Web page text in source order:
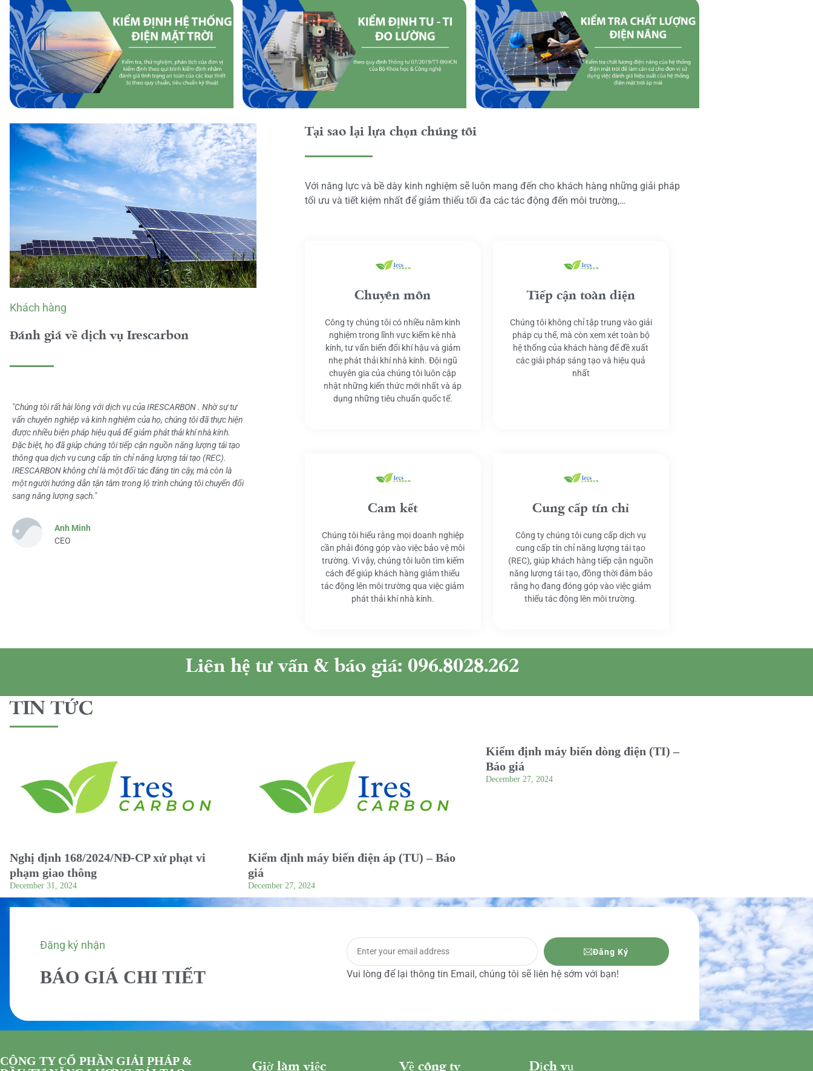
Khách hàng
Đánh giá về dịch vụ Irescarbon
"Chúng tôi rất hài lòng với dịch vụ của IRESCARBON . Nhờ sự tư
vấn chuyên nghiệp và kinh nghiệm của họ, chúng tôi đã thực hiện
được nhiều biện pháp hiệu quả để giảm phát thải khí nhà kính.
Đặc biệt, họ đã giúp chúng tôi tiếp cận nguồn năng lượng tái tạo
thông qua dịch vụ cung cấp tín chỉ năng lượng tái tạo (REC).
IRESCARBON không chỉ là một đối tác đáng tin cậy, mà còn là
một người hướng dẫn tận tâm trong lộ trình chúng tôi chuyển đổi
sang năng lượng sạch."
Anh Minh
CEO
Tại sao lại lựa chọn chúng tôi
Với năng lực và bề dày kinh nghiệm sẽ luôn mang đến cho khách hàng những giải pháp
tối ưu và tiết kiệm nhất để giảm thiểu tối đa các tác động đến môi trường,…
Chuyên môn
Công ty chúng tôi có nhiều năm kinh
nghiệm trong lĩnh vực kiểm kê nhà
kính, tư vấn biến đổi khí hậu và giảm
nhẹ phát thải khí nhà kính. Đội ngũ
chuyên gia của chúng tôi luôn cập
nhật những kiến thức mới nhất và áp
dụng những tiêu chuẩn quốc tế.
Tiếp cận toàn diện
Chúng tôi không chỉ tập trung vào giải
pháp cụ thể, mà còn xem xét toàn bộ
hệ thống của khách hàng để đề xuất
các giải pháp sáng tạo và hiệu quả
nhất
Cam kết
Chúng tôi hiểu rằng mọi doanh nghiệp
cần phải đóng góp vào việc bảo vệ môi
trường. Vì vậy, chúng tôi luôn tìm kiếm
cách để giúp khách hàng giảm thiểu
tác động lên môi trường qua việc giảm
phát thải khí nhà kính.
Cung cấp tín chỉ
Công ty chúng tôi cung cấp dịch vụ
cung cấp tín chỉ năng lượng tái tạo
(REC), giúp khách hàng tiếp cận nguồn
năng lượng tái tạo, đồng thời đảm bảo
rằng họ đang đóng góp vào việc giảm
thiểu tác động lên môi trường.
Liên hệ tư vấn & báo giá: 096.8028.262
TIN TỨC
Nghị định 168/2024/NĐ-CP xử phạt vi
phạm giao thông
December 31, 2024
Kiểm định máy biến điện áp (TU) – Báo
giá
December 27, 2024
Kiểm định máy biến dòng điện (TI) –
Báo giá
December 27, 2024
Đăng ký nhận
BÁO GIÁ CHI TIẾT
Đăng Ký
Vui lòng để lại thông tin Email, chúng tôi sẽ liên hệ sớm với bạn!
CÔNG TY CỔ PHẦN GIẢI PHÁP &
Giờ làm việc Về công ty Dịch vụ